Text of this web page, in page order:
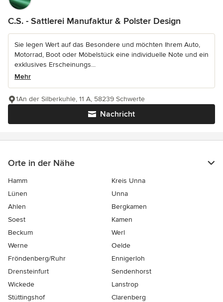
C.S. - Sattlerei Manufaktur & Polster Design
Sie legen Wert auf das Besondere und möchten Ihrem Auto,
Motorrad, Boot oder Möbelstück eine individuelle Note und ein
exklusives Erscheinungs...
Mehr
Nachricht
1An der Silberkuhle, 11 A, 58239 Schwerte
Orte in der Nähe
Hamm
Kreis Unna
Lünen
Unna
Ahlen
Bergkamen
Soest
Kamen
Beckum
Werl
Werne
Oelde
Fröndenberg/Ruhr
Ennigerloh
Drensteinfurt
Sendenhorst
Wickede
Lanstrop
Stüttingshof
Clarenberg